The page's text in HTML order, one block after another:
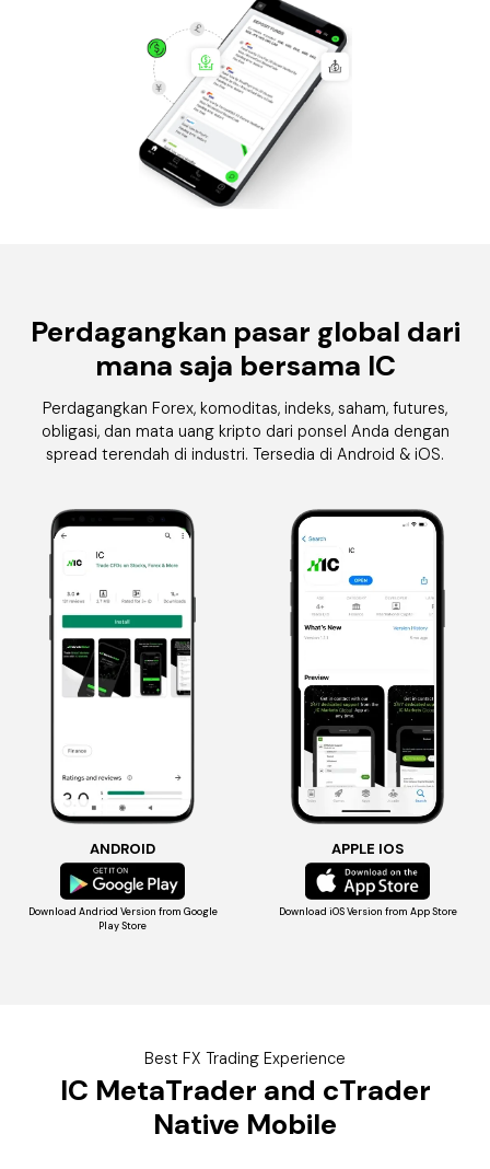
Perdagangkan pasar global dari
mana saja bersama IC
Perdagangkan Forex, komoditas, indeks, saham, futures,
obligasi, dan mata uang kripto dari ponsel Anda dengan
spread terendah di industri. Tersedia di Android & iOS.
ANDROID
Download Andriod Version from Google
Play Store
APPLE IOS
Download iOS Version from App Store
Best FX Trading Experience
IC MetaTrader and cTrader
Native Mobile